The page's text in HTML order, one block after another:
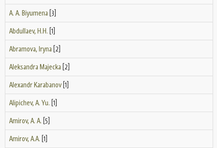
A. A. Biyumena [3]
Abdullaev, H.H. [1]
Abramova, Iryna [2]
Aleksandra Majecka [2]
Alexandr Karabanov [1]
Alipichev, A. Yu. [1]
Amirov, A. A. [5]
Amirov, A.A. [1]